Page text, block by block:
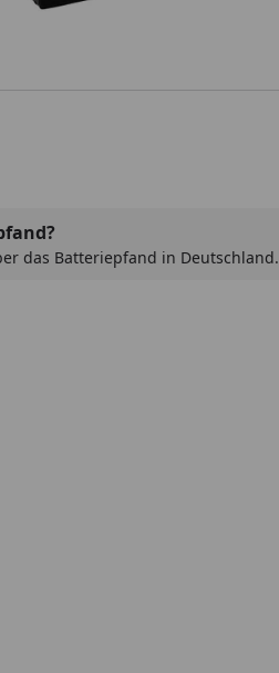
das Batteriepfand in Deutschland.